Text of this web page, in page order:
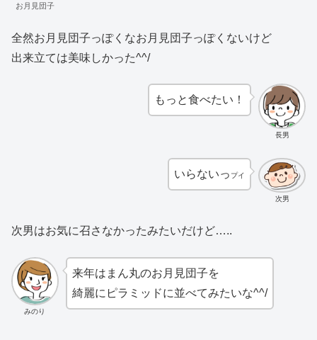
お月見団子
全然お月見団子っぽくなお月見団子っぽくないけど
出来立ては美味しかった^^/
長男
もっと食べたい！
次男
いらないっ プイ
次男はお気に召さなかったみたいだけど…..
みのり
来年はまん丸のお月見団子を
綺麗にピラミッドに並べてみたいな^^/